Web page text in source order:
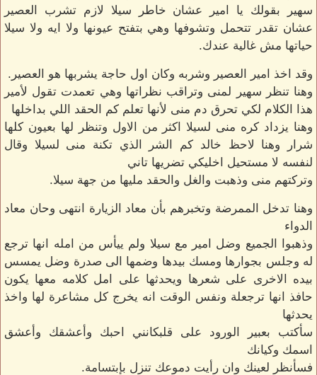
سهير بقولك يا امير عشان خاطر سيلا لازم تشرب العصير
عشان تقدر تتحمل وتشوفها وهي بتفتح عيونها ولا ايه ولا سيلا
حياتها مش غالية عندك.
وقد اخذ امير العصير وشربه وكان اول حاجة يشربها هو العصير.
وهنا تنظر سهير لمنى وتراقب نظراتها وهي تعمدت تقول لأمير
هذا الكلام لكي تحرق دم منى لأنها تعلم كم الحقد اللي بداخلها
وهنا يزداد كره منى لسيلا اكثر من الاول وتنظر لها بعيون كلها
شرار وهنا لاحظ خالد كم الشر الذي تكنة منى لسيلا وقال
لنفسه لا مستحيل اخليكي تضريها تاني
وتركتهم منى وذهبت والغل والحقد مليها من جهة سيلا.
وهنا تدخل الممرضة وتخبرهم بأن معاد الزيارة انتهى وحان معاد
الدواء
وذهبوا الجميع وضل امير مع سيلا ولم ييأس من امله انها ترجع
له وجلس بجوارها ومسك بيدها وضمها الى صدرة وضل يمسس
بيده الاخرى على شعرها ويحدثها على امل كلامه معها يكون
حافذ انها ترجعلة ونفس الوقت انه يخرج كل مشاعرة لها واخذ
يحدثها
سأكتب بعبير الورود على قلبكانني احبك وأعشقك وأعشق
اسمك وكيانك
فسأنظر لعينك وان رأيت دموعك تنزل بإبتسامة.